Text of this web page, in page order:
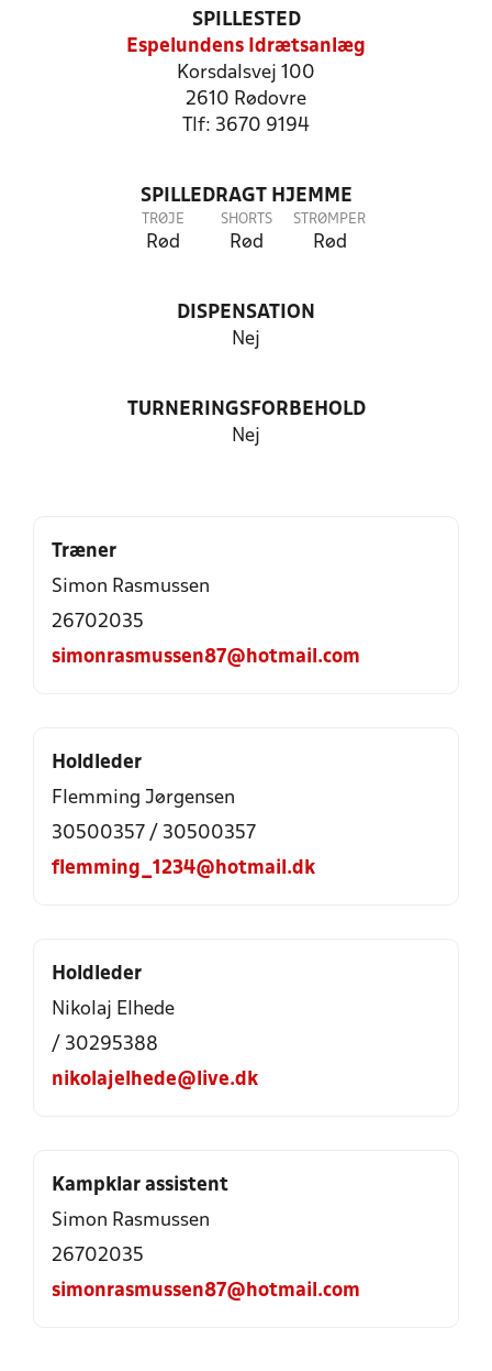
SPILLESTED
Espelundens Idrætsanlæg
Korsdalsvej 100
2610 Rødovre
Tlf: 3670 9194
SPILLEDRAGT HJEMME
TRØJE
Rød
SHORTS
Rød
STRØMPER
Rød
DISPENSATION
Nej
TURNERINGSFORBEHOLD
Nej
Træner
Simon Rasmussen
26702035
simonrasmussen87@hotmail.com
Holdleder
Flemming Jørgensen
30500357 / 30500357
flemming_1234@hotmail.dk
Holdleder
Nikolaj Elhede
/ 30295388
nikolajelhede@live.dk
Kampklar assistent
Simon Rasmussen
26702035
simonrasmussen87@hotmail.com